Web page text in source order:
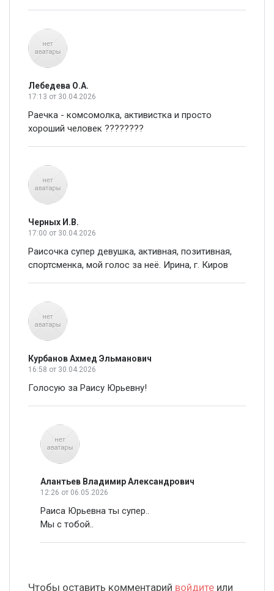
Лебедева О.А.
17:13 от 30.04.2026
Раечка - комсомолка, активистка и просто
хороший человек ????????
Черных И.В.
17:00 от 30.04.2026
Раисочка супер девушка, активная, позитивная,
спортсменка, мой голос за неё. Ирина, г. Киров
Курбанов Ахмед Эльманович
16:58 от 30.04.2026
Голосую за Раису Юрьевну!
Алантьев Владимир Александрович
12:26 от 06.05.2026
Раиса Юрьевна ты супер..
Мы с тобой..
Чтобы оставить комментарий войдите или